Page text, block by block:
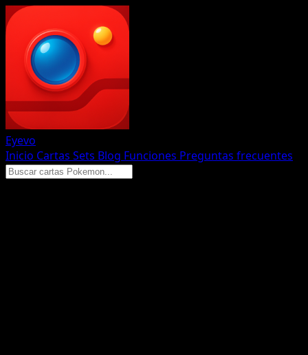
Eyevo
Inicio Cartas Sets Blog Funciones Preguntas frecuentes